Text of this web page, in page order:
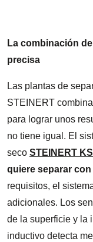
La combinación
precisa
Las plantas de
STEINERT
para lograr unos
no tiene igual. El
seco STEINERT
quiere separar
requisitos, el
adicionales. Los
de la superficie y la
inductivo detecta